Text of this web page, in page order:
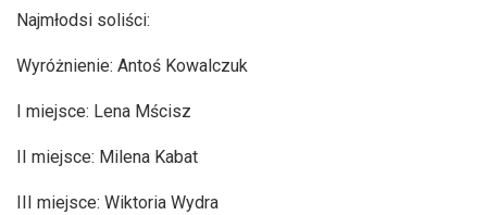
Najmłodsi soliści:
Wyróżnienie: Antoś Kowalczuk
I miejsce: Lena Mścisz
II miejsce: Milena Kabat
III miejsce: Wiktoria Wydra